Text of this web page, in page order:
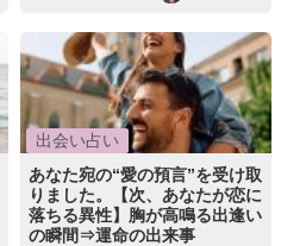
出会い占い
あなた宛の“愛の預言”を受け取
りました。【次、あなたが恋に
落ちる異性】胸が高鳴る出逢い
の瞬間⇒運命の出来事